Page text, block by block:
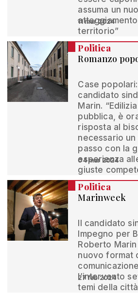
assuma un
territorio”
11 mar 2024
Politica
Romanzo
Case
candidato
Marin.
pubblica, è
risposta al
necessario un
passo con la
esperienza
giuste
04 mar 2024
Politica
Marinweek
Il candidato
Impegno per
Roberto
nuovo format
l’intervento
temi della città
27 feb 2024